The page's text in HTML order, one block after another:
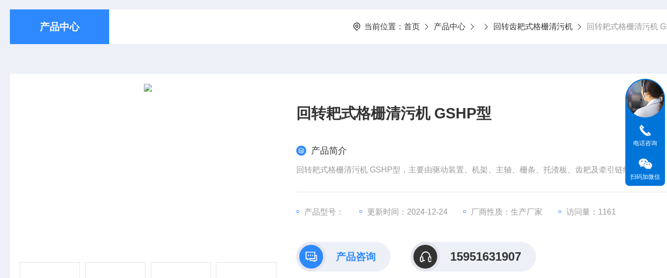
产品中心 当前位置： 首页 产品中心 回转齿耙式格栅清污机 回转耙式格栅清污机
回转耙式格栅清污机 GSHP型
产品简介
回转耙式格栅清污机 GSHP型，主要由驱动装置、机架、主轴、栅条、托渣板、齿耙及牵引链组成。
产品型号： 更新时间：2024-12-24 厂商性质：生产厂家 访问量：1161
产品咨询 15951631907
电话咨询
扫码加微信